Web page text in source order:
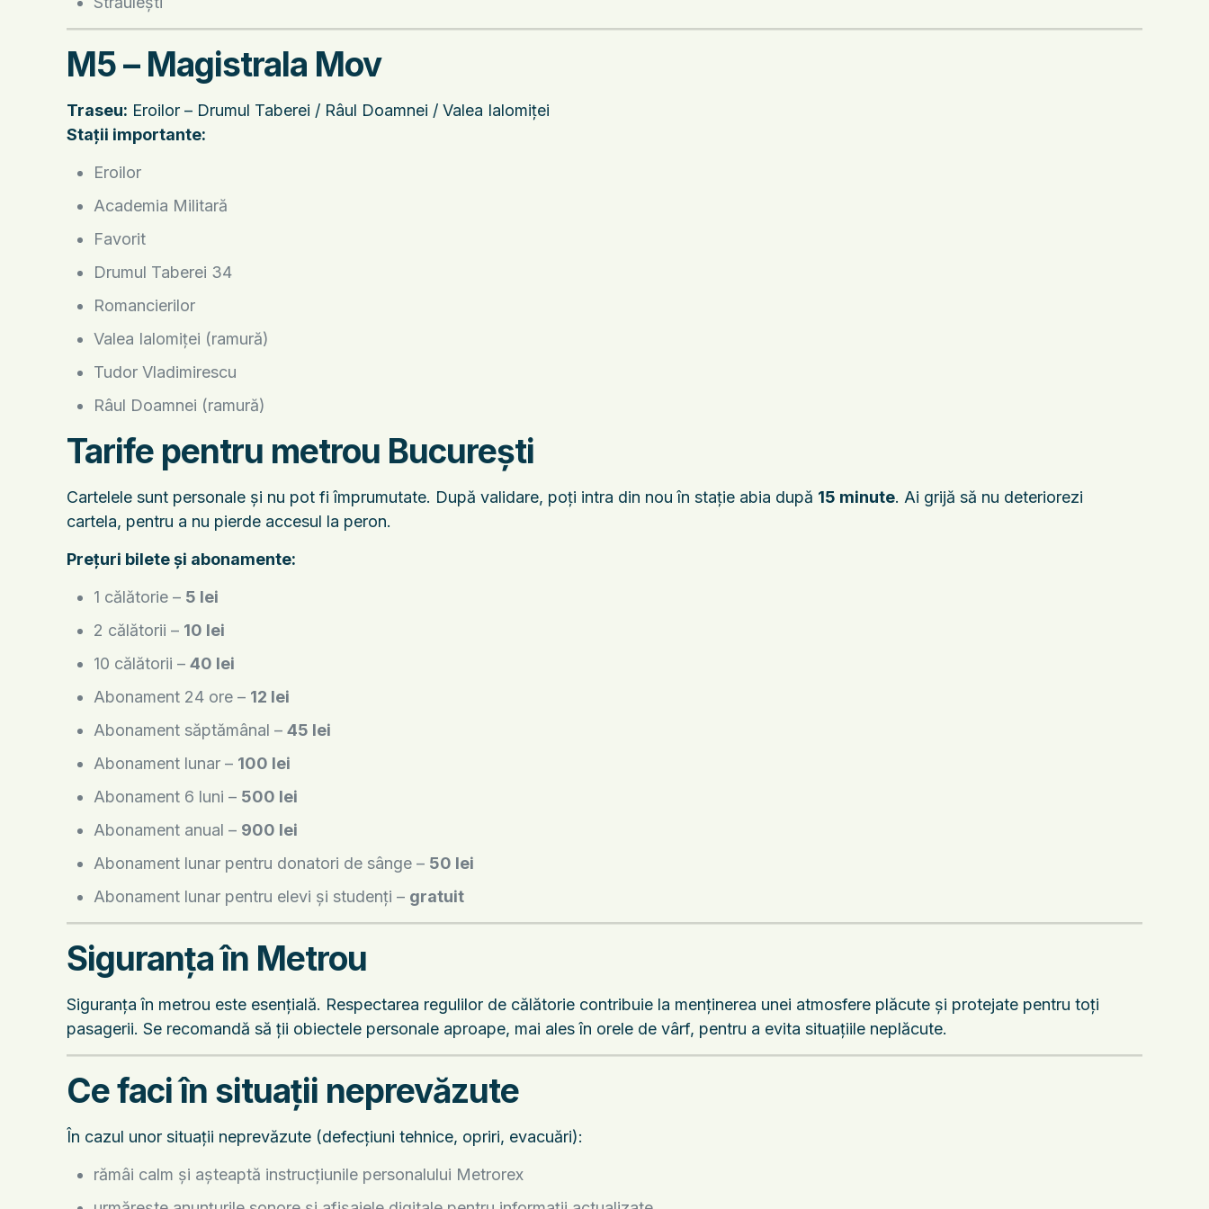
M5 – Magistrala Mov
Traseu: Eroilor – Drumul Taberei / Râul Doamnei / Valea Ialomiței
Stații importante:
Eroilor
Academia Militară
Favorit
Drumul Taberei 34
Romancierilor
Valea Ialomiței (ramură)
Tudor Vladimirescu
Râul Doamnei (ramură)
Tarife pentru metrou București
Cartelele sunt personale și nu pot fi împrumutate. După validare, poți intra din nou în stație abia după 15 minute. Ai grijă să nu deteriorezi
cartela, pentru a nu pierde accesul la peron.
Prețuri bilete și abonamente:
1 călătorie – 5 lei
2 călătorii – 10 lei
10 călătorii –40 lei
Abonament 24 ore – 12 lei
Abonament săptămânal –45 lei
Abonament lunar – 100 lei
Abonament 6 luni – 500 lei
Abonament anual – 900 lei
Abonament lunar pentru donatori de sânge – 50 lei
Abonament lunar pentru elevi și studenți – gratuit
Siguranța în Metrou
Siguranța în metrou este esențială. Respectarea regulilor de călătorie contribuie la menținerea unei atmosfere plăcute și protejate pentru toți
pasagerii. Se recomandă să ții obiectele personale aproape, mai ales în orele de vârf, pentru a evita situațiile neplăcute.
Ce faci în situații neprevăzute
În cazul unor situații neprevăzute (defecțiuni tehnice, opriri, evacuări):
rămâi calm și așteaptă instrucțiunile personalului Metrorex